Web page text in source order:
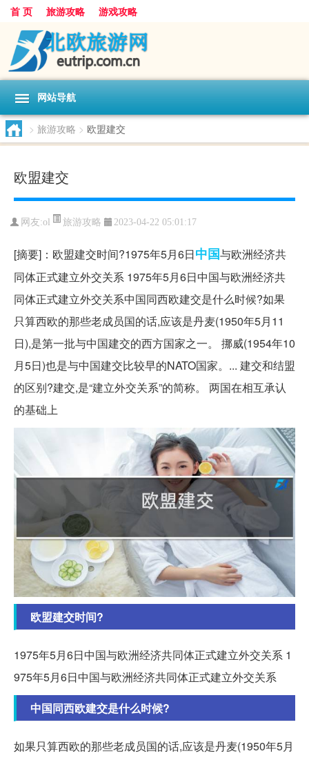
首 页 旅游攻略 游戏攻略
网站导航
> 旅游攻略 > 欧盟建交
欧盟建交
网友:ol 旅游攻略 2023-04-22 05:01:17
[摘要]：欧盟建交时间?1975年5月6日中国与欧洲经济共
同体正式建立外交关系 1975年5月6日中国与欧洲经济共
同体正式建立外交关系中国同西欧建交是什么时候?如果
只算西欧的那些老成员国的话,应该是丹麦(1950年5月11
日),是第一批与中国建交的西方国家之一。 挪威(1954年10
月5日)也是与中国建交比较早的NATO国家。... 建交和结盟
的区别?建交,是“建立外交关系”的简称。 两国在相互承认
的基础上
欧盟建交时间?
1975年5月6日中国与欧洲经济共同体正式建立外交关系 1
975年5月6日中国与欧洲经济共同体正式建立外交关系
中国同西欧建交是什么时候?
如果只算西欧的那些老成员国的话,应该是丹麦(1950年5月